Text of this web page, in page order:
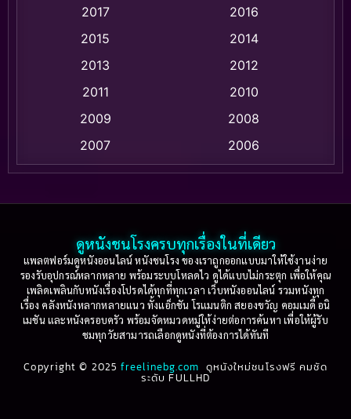
Based on a True Story เรื่องจริง(36)
Based on a True Story เรื่องจริง(77)
Based on Novel(16)
Betrayal(1)
Biography (3)
Biography ชีวิตจริง
2017
2016
2015
2014
2013
2012
2011
2010
2009
2008
2007
2006
2005
2004
1999
1998
1997
1996
1995
1994
1993
1992
ดูหนังชนโรงครบทุกเรื่องในที่เดียว
แพลตฟอร์มดูหนังออนไลน์ หนังชนโรง ของเราถูกออกแบบมาให้ใช้งานง่าย
รองรับอุปกรณ์หลากหลาย พร้อมระบบโหลดไว ดูได้แบบไม่กระตุก เพื่อให้คุณ
เพลิดเพลินกับหนังเรื่องโปรดได้ทุกที่ทุกเวลา เว็บหนังออนไลน์ รวมหนังทุก
เรื่อง คลังหนังหลากหลายแนว ทั้งแอ็กชัน โรแมนติก สยองขวัญ คอมเมดี้ อนิ
เมชัน และหนังครอบครัว พร้อมจัดหมวดหมู่ให้ง่ายต่อการค้นหา เพื่อให้ผู้รับ
ชมทุกวัยสามารถเลือกดูหนังที่ต้องการได้ทันที
Copyright © 2025freelinebg.com ดูหนังใหม่ชนโรงฟรี คมชัด
ระดับ FULLHD